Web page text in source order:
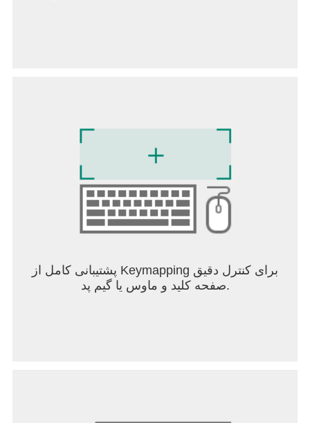
پشتیبانی کامل از Keymapping برای کنترل دقیق
صفحه کلید و ماوس یا گیم پد.